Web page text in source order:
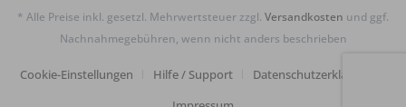
* Alle Preise inkl. gesetzl. Mehrwertsteuer zzgl. Versandkosten und ggf.
Nachnahmegebühren, wenn nicht anders beschrieben
Cookie-Einstellungen Hilfe / Support
Datenschutzerklärung